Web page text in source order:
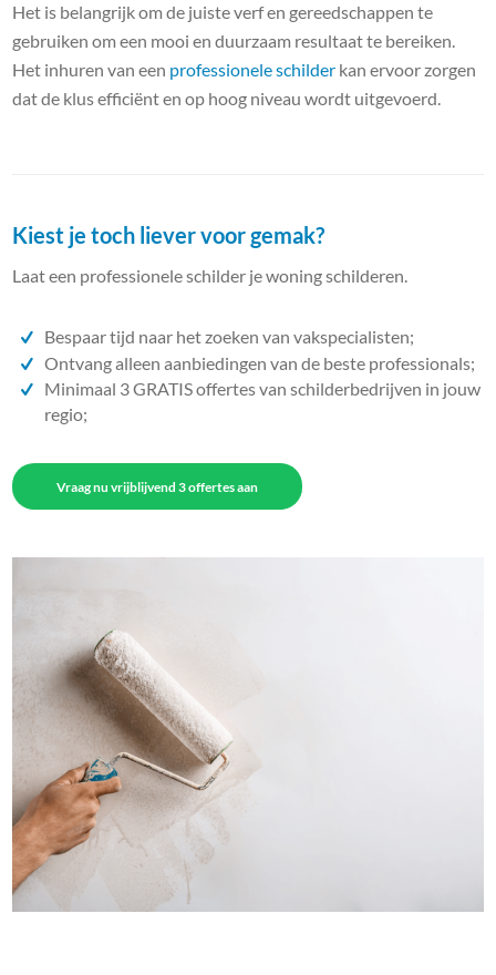
Het is belangrijk om de juiste verf en gereedschappen te
gebruiken om een ​​mooi en duurzaam resultaat te bereiken.
Het inhuren van een professionele schilder kan ervoor zorgen
dat de klus efficiënt en op hoog niveau wordt uitgevoerd.
Kiest je toch liever voor gemak?
Laat een professionele schilder je woning schilderen.
Bespaar tijd naar het zoeken van vakspecialisten;
Ontvang alleen aanbiedingen van de beste professionals;
Minimaal 3 GRATIS offertes van schilderbedrijven in jouw
regio;
Vraag nu vrijblijvend 3 offertes aan